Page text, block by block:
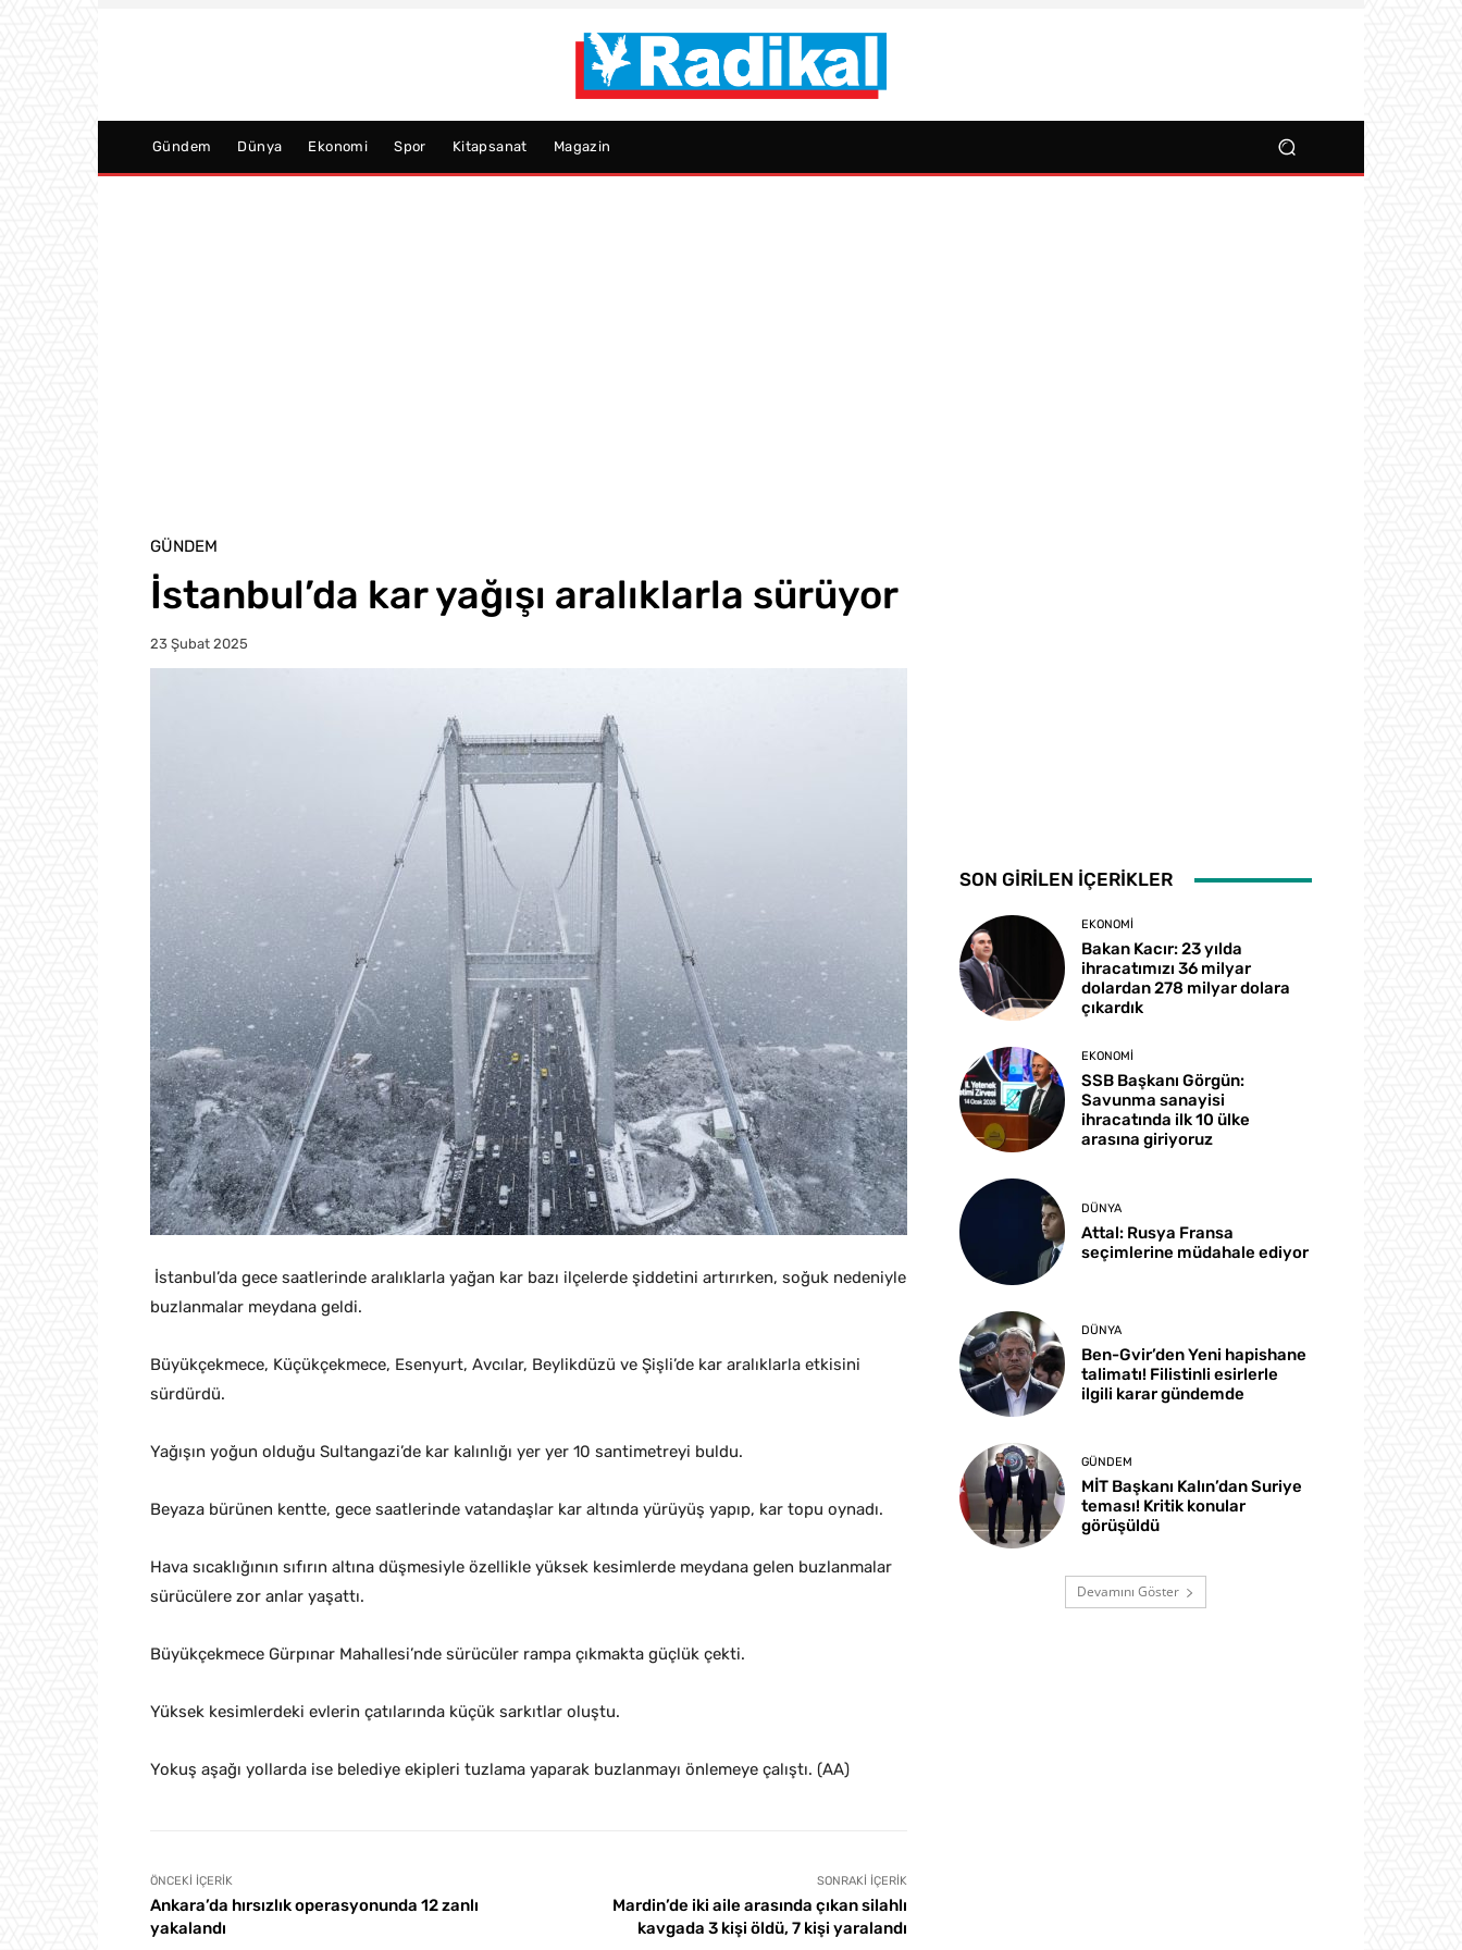
Gündem Dünya Ekonomi Spor Kitapsanat Magazin
GÜNDEM
İstanbul’da kar yağışı aralıklarla sürüyor
23 Şubat 2025
İstanbul’da gece saatlerinde aralıklarla yağan kar bazı ilçelerde şiddetini artırırken, soğuk nedeniyle
buzlanmalar meydana geldi.
Büyükçekmece, Küçükçekmece, Esenyurt, Avcılar, Beylikdüzü ve Şişli’de kar aralıklarla etkisini
sürdürdü.
Yağışın yoğun olduğu Sultangazi’de kar kalınlığı yer yer 10 santimetreyi buldu.
Beyaza bürünen kentte, gece saatlerinde vatandaşlar kar altında yürüyüş yapıp, kar topu oynadı.
Hava sıcaklığının sıfırın altına düşmesiyle özellikle yüksek kesimlerde meydana gelen buzlanmalar
sürücülere zor anlar yaşattı.
Büyükçekmece Gürpınar Mahallesi’nde sürücüler rampa çıkmakta güçlük çekti.
Yüksek kesimlerdeki evlerin çatılarında küçük sarkıtlar oluştu.
Yokuş aşağı yollarda ise belediye ekipleri tuzlama yaparak buzlanmayı önlemeye çalıştı. (AA)
ÖNCEKI İÇERIK
Ankara’da hırsızlık operasyonunda 12 zanlı
yakalandı
SONRAKI İÇERIK
Mardin’de iki aile arasında çıkan silahlı
kavgada 3 kişi öldü, 7 kişi yaralandı
SON GİRİLEN İÇERİKLER
EKONOMI
Bakan Kacır: 23 yılda
ihracatımızı 36 milyar
dolardan 278 milyar dolara
çıkardık
EKONOMI
SSB Başkanı Görgün:
Savunma sanayisi
ihracatında ilk 10 ülke
arasına giriyoruz
DÜNYA
Attal: Rusya Fransa
seçimlerine müdahale ediyor
DÜNYA
Ben-Gvir’den Yeni hapishane
talimatı! Filistinli esirlerle
ilgili karar gündemde
GÜNDEM
MİT Başkanı Kalın’dan Suriye
teması! Kritik konular
görüşüldü
Devamını Göster